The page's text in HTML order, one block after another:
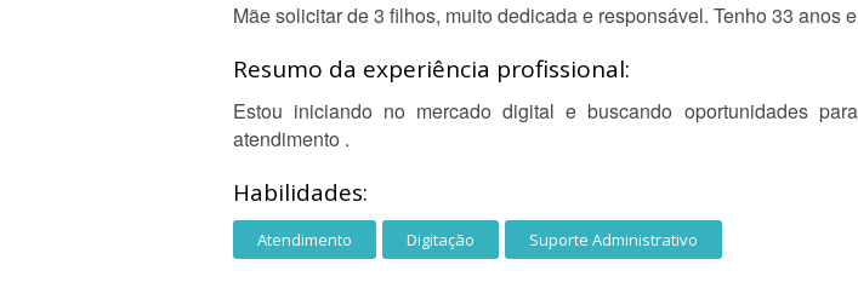
Mãe solicitar de 3 filhos, muito dedicada e responsável. Tenho 33 anos
Resumo da experiência profissional:
Estou iniciando no mercado digital e buscando oportunidades
atendimento .
Habilidades:
Atendimento Digitação Suporte Administrativo